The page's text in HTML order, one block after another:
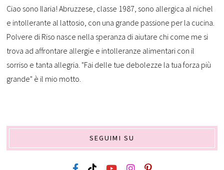
Ciao sono Ilaria! Abruzzese, classe 1987, sono allergica al nichel
e intollerante al lattosio, con una grande passione per la cucina.
Polvere di Riso nasce nella speranza di aiutare chi come me si
trova ad affrontare allergie e intolleranze alimentari con il
sorriso e tanta allegria. "Fai delle tue debolezze la tua forza più
grande" è il mio motto.
SEGUIMI SU